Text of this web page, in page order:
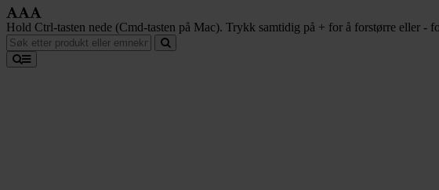
Hold Ctrl-tasten nede (Cmd-tasten på Mac). Trykk samtidig på + for å forstørre eller -